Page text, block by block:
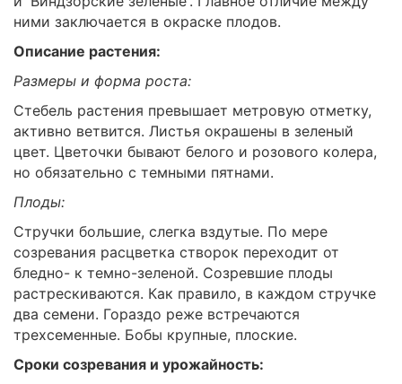
ними заключается в окраске плодов.
Описание растения:
Размеры и форма роста:
Стебель растения превышает метровую отметку,
активно ветвится. Листья окрашены в зеленый
цвет. Цветочки бывают белого и розового колера,
но обязательно с темными пятнами.
Плоды:
Стручки большие, слегка вздутые. По мере
созревания расцветка створок переходит от
бледно- к темно-зеленой. Созревшие плоды
растрескиваются. Как правило, в каждом стручке
два семени. Гораздо реже встречаются
трехсеменные. Бобы крупные, плоские.
Сроки созревания и урожайность: